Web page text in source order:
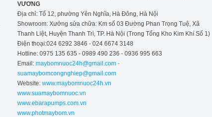
VƯƠNG
Địa chỉ: Tổ 12, phường Yên Nghĩa, Hà Đông, Hà Nội
Showroom: Xưởng sửa chữa: Km số 03 Đường Phan Trọng Tuệ, Xã
Thanh Liệt, Huyện Thanh Trì, TP. Hà Nội (Trong Tổng Kho Kim Khí Số 1)
Điện thoại:024 6292 3846 - 024 6674 3148
Hotline: 0975 135 635 - 0989 490 236 - 0936 995 663
Email: maybomnuoc24h@gmail.com -
suamaybomcongnghiep@gmail.com
Website:www.maybomnuoc24h.vn
www.suamaybomnuoc.vn
www.ebarapumps.com.vn
www.photmaybom.vn